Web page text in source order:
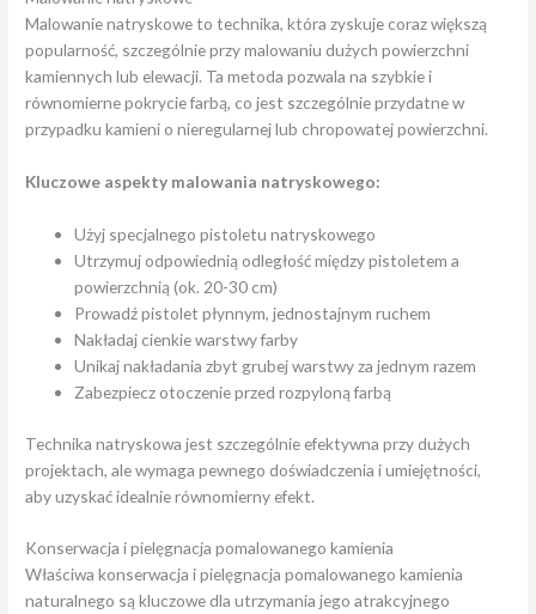
Malowanie natryskowe to technika, która zyskuje coraz większą
popularność, szczególnie przy malowaniu dużych powierzchni
kamiennych lub elewacji. Ta metoda pozwala na szybkie i
równomierne pokrycie farbą, co jest szczególnie przydatne w
przypadku kamieni o nieregularnej lub chropowatej powierzchni.
Kluczowe aspekty malowania natryskowego:
Użyj specjalnego pistoletu natryskowego
Utrzymuj odpowiednią odległość między pistoletem a
powierzchnią (ok. 20-30 cm)
Prowadź pistolet płynnym, jednostajnym ruchem
Nakładaj cienkie warstwy farby
Unikaj nakładania zbyt grubej warstwy za jednym razem
Zabezpiecz otoczenie przed rozpyloną farbą
Technika natryskowa jest szczególnie efektywna przy dużych
projektach, ale wymaga pewnego doświadczenia i umiejętności,
aby uzyskać idealnie równomierny efekt.
Konserwacja i pielęgnacja pomalowanego kamienia
Właściwa konserwacja i pielęgnacja pomalowanego kamienia
naturalnego są kluczowe dla utrzymania jego atrakcyjnego